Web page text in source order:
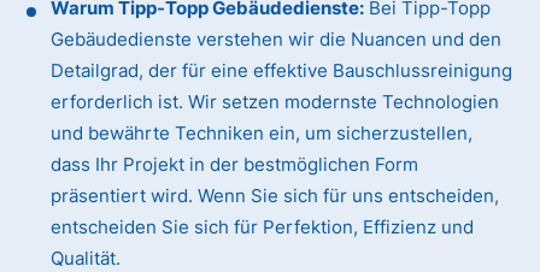
Warum Tipp-Topp Gebäudedienste: Bei Tipp-Topp
Gebäudedienste verstehen wir die Nuancen und den
Detailgrad, der für eine effektive Bauschlussreinigung
erforderlich ist. Wir setzen modernste Technologien
und bewährte Techniken ein, um sicherzustellen,
dass Ihr Projekt in der bestmöglichen Form
präsentiert wird. Wenn Sie sich für uns entscheiden,
entscheiden Sie sich für Perfektion, Effizienz und
Qualität.